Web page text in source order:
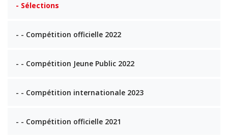
- Sélections
- - Compétition officielle 2022
- - Compétition Jeune Public 2022
- - Compétition internationale 2023
- - Compétition officielle 2021